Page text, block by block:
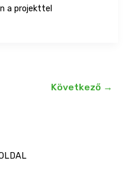
a projekttel
Következő →